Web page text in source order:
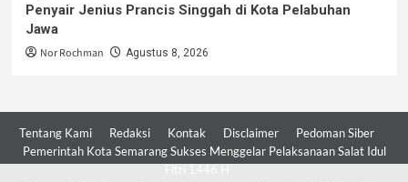
Penyair Jenius Prancis Singgah di Kota Pelabuhan
Jawa
Nor Rochman Agustus 8, 2026
Tentang Kami Redaksi Kontak Disclaimer
Pedoman Siber
Pemerintah Kota Semarang Sukses Menggelar Pelaksanaan Salat Idul